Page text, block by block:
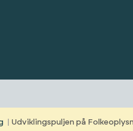
Udviklingspuljen på